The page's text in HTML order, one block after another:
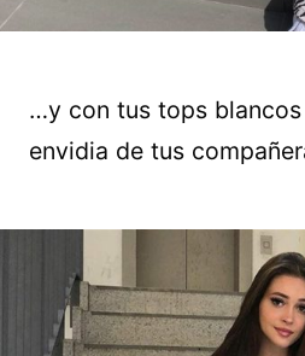
…y con tus tops
envidia de tus